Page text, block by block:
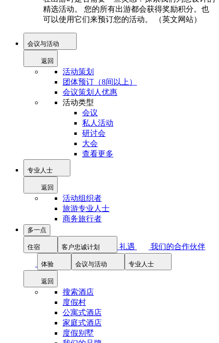
精选活动。 您的所有出游都会获得奖励积分。也
可以使用它们来预订您的活动。 （英文网站）
会议与活动
返回
活动策划
团体预订（8间以上）
会议策划人优惠
活动类型
会议
私人活动
研讨会
大会
查看更多
专业人士
返回
活动组织者
旅游专业人士
商务旅行者
多一点
住宿 客户忠诚计划 礼遇 我们的合作伙伴
体验 会议与活动 专业人士
返回
搜索酒店
度假村
公寓式酒店
家庭式酒店
度假别墅